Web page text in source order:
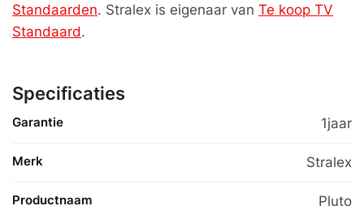
Standaarden. Stralex is eigenaar van Te koop TV
Standaard.
Specificaties
Garantie 1jaar
Merk Stralex
Productnaam Pluto